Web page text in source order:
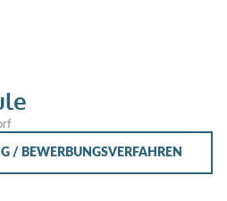
/ BEWERBUNGSVERFAHREN